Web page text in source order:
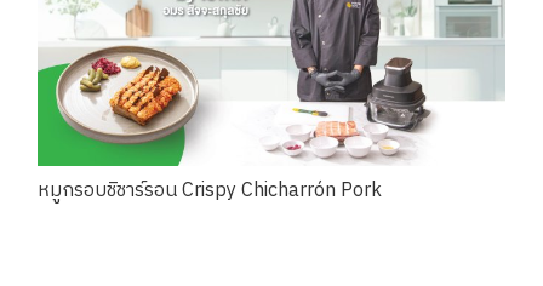
หมูกรอบชิชาร์รอน Crispy Chicharrón Pork